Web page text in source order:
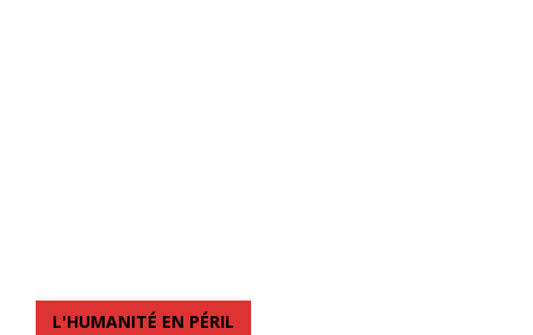
L'HUMANITÉ EN PÉRIL